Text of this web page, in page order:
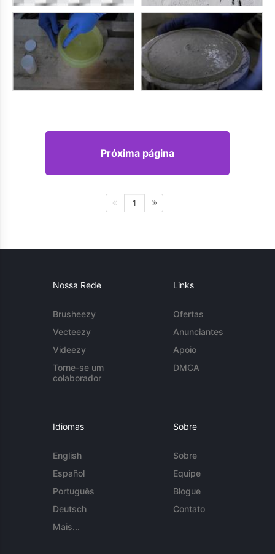
Próxima página
1
Nossa Rede
Brusheezy
Vecteezy
Videezy
Torne-se um
colaborador
Links
Ofertas
Anunciantes
Apoio
DMCA
Idiomas
English
Español
Português
Deutsch
Mais...
Sobre
Sobre
Equipe
Blogue
Contato